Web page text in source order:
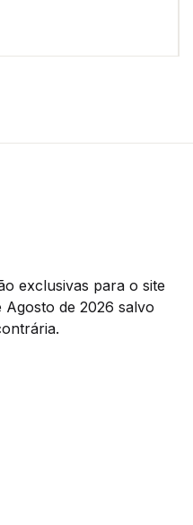
exclusivas para o site
Agosto de 2026 salvo